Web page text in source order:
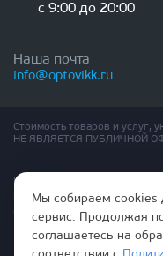
с 9:00 до 20:00
Наша почта
info@optovikk.ru
Стоимость товаров и услуг,
НЕ ЯВЛЯЕТСЯ ПУБЛИЧНОЙ
Правила эксплутации
Политика обработки
Согласие на обработку
Мы собираем cookies
сервис. Продолжая
соглашаетесь на